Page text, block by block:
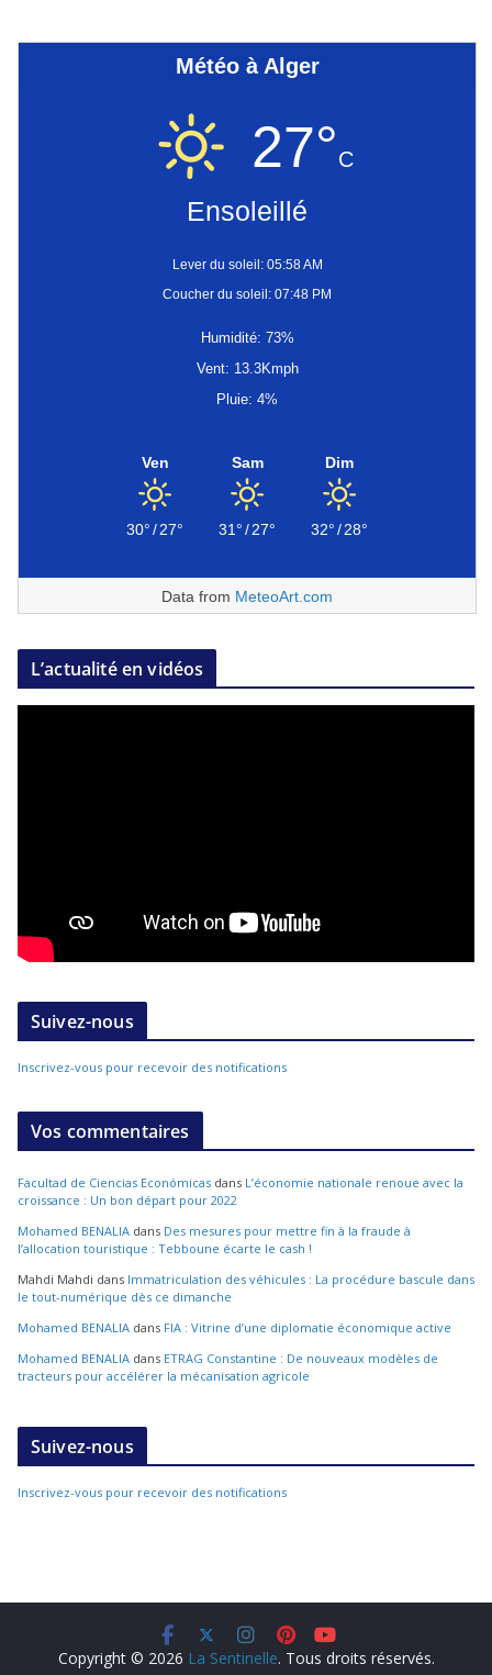
Météo à Alger
27°C
Ensoleillé
Lever du soleil: 05:58 AM
Coucher du soleil: 07:48 PM
Humidité: 73%
Vent: 13.3Kmph
Pluie: 4%
Ven
30°/27°
Sam
31°/27°
Dim
32°/28°
Data from MeteoArt.com
L’actualité en vidéos
Suivez-nous
Inscrivez-vous pour recevoir des notifications
Vos commentaires
Facultad de Ciencias Económicas dans L’économie nationale renoue avec la
croissance : Un bon départ pour 2022
Mohamed BENALIA dans Des mesures pour mettre fin à la fraude à
l’allocation touristique : Tebboune écarte le cash !
Mahdi Mahdi dans Immatriculation des véhicules : La procédure bascule dans
le tout-numérique dès ce dimanche
Mohamed BENALIA dans FIA : Vitrine d’une diplomatie économique active
Mohamed BENALIA dans ETRAG Constantine : De nouveaux modèles de
tracteurs pour accélérer la mécanisation agricole
Suivez-nous
Inscrivez-vous pour recevoir des notifications
Copyright © 2026 La Sentinelle. Tous droits réservés.